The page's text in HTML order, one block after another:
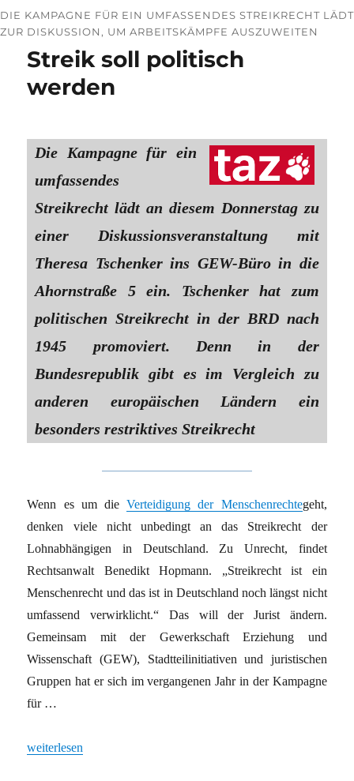
DIE KAMPAGNE FÜR EIN UMFASSENDES STREIKRECHT LÄDT
ZUR DISKUSSION, UM ARBEITSKÄMPFE AUSZUWEITEN
Streik soll politisch
werden
Die Kampagne für ein
umfassendes
Streikrecht lädt an diesem Donnerstag zu
einer Diskussionsveranstaltung mit
Theresa Tschenker ins GEW-Büro in die
Ahornstraße 5 ein. Tschenker hat zum
politischen Streikrecht in der BRD nach
1945 promoviert. Denn in der
Bundesrepublik gibt es im Vergleich zu
anderen europäischen Ländern ein
besonders restriktives Streikrecht
Wenn es um dieVerteidigung der Menschenrechtegeht,
denken viele nicht unbedingt an das Streikrecht der
Lohnabhängigen in Deutschland. Zu Unrecht, findet
Rechtsanwalt Benedikt Hopmann. „Streikrecht ist ein
Menschenrecht und das ist in Deutschland noch längst nicht
umfassend verwirklicht.“ Das will der Jurist ändern.
Gemeinsam mit der Gewerkschaft Erziehung und
Wissenschaft (GEW), Stadtteilinitiativen und juristischen
Gruppen hat er sich im vergangenen Jahr in der Kampagne
für …
„Streik soll politisch werden“
weiterlesen